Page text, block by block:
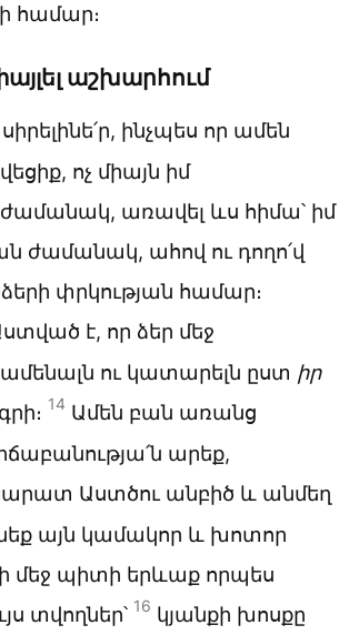
համար։
աշխարհում
ինչպես որ ամեն
ոչ միայն իմ
ժամանակ, առավել ևս հիմա՝ իմ
ժամանակ, ահով ու դողո՛վ
փրկության համար։
է, որ ձեր մեջ
ու կատարելն ըստ իր
14 Ամեն բան առանց
արեք,
Աստծու անբիծ և անմեղ
այն կամակոր և խոտոր
մեջ պիտի երևաք որպես
տվողներ՝ 16 կյանքի խոսքը